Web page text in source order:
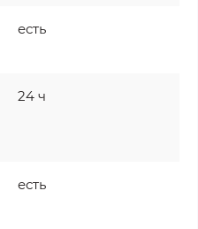
есть
24 ч
есть